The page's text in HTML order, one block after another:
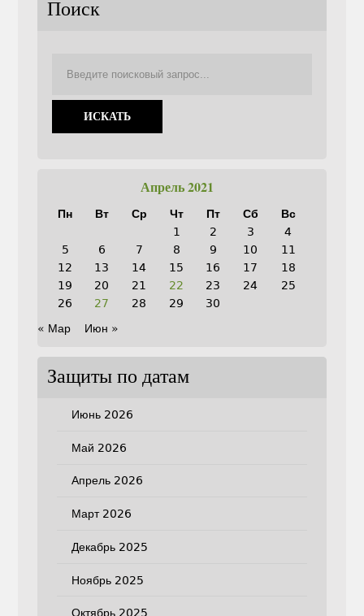
Поиск
Апрель 2021
Пн Вт Ср Чт Пт Сб
Вс
1
2 3
4
5
6 7 8 9 10
11
12
13 14 15 16 17
18
19
20 21 22 23 24
25
26
27 28 29
30
« Мар
Июн »
Защиты по датам
Июнь 2026
Май 2026
Апрель 2026
Март 2026
Декабрь 2025
Ноябрь 2025
Октябрь 2025